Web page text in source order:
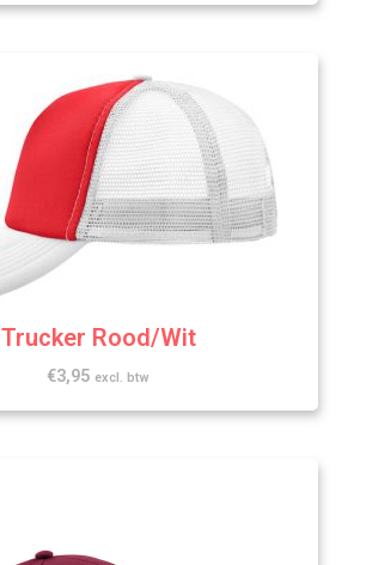
Trucker Rood/Wit
€3,95 excl. btw